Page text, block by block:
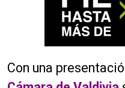
Con una